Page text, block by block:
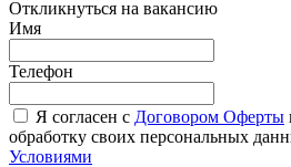
Откликнуться на вакансию
Имя
Телефон
Я согласен с Договором Оферты
обработку своих персональных
Условиями